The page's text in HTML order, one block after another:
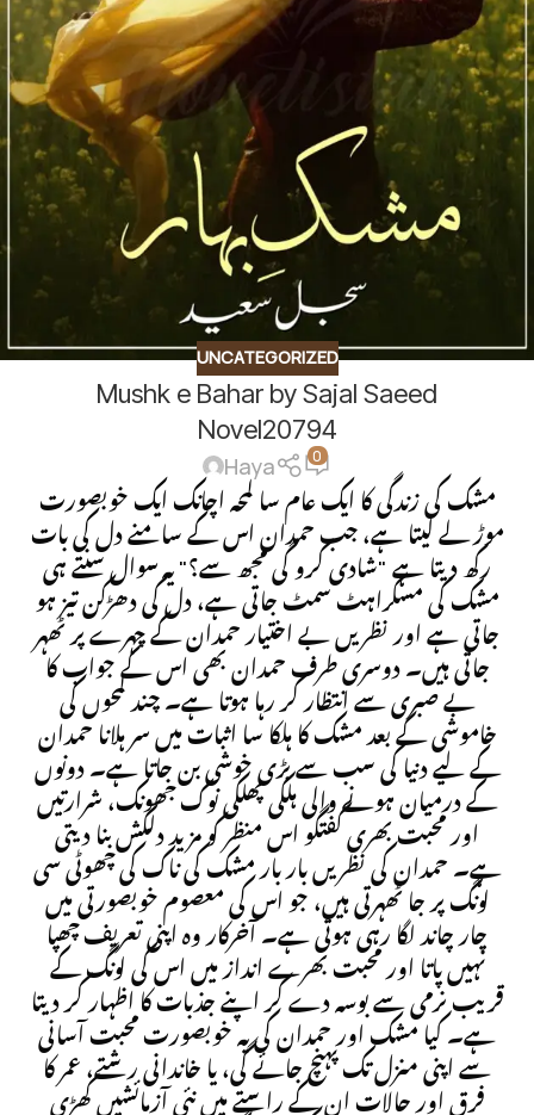
UNCATEGORIZED
Mushk e Bahar by Sajal Saeed
Novel20794
Haya 0
مشک کی زندگی کا ایک عام سا لمحہ اچانک ایک خوبصورت
موڑ لے لیتا ہے، جب حمدان اس کے سامنے دل کی بات
رکھ دیتا ہے "شادی کرو گی مجھ سے؟" یہ سوال سنتے ہی
مشک کی مسکراہٹ سمٹ جاتی ہے، دل کی دھڑکن تیز ہو
جاتی ہے اور نظریں بے اختیار حمدان کے چہرے پر ٹھہر
جاتی ہیں۔ دوسری طرف حمدان بھی اس کے جواب کا
بے صبری سے انتظار کر رہا ہوتا ہے۔ چند لمحوں کی
خاموشی کے بعد مشک کا ہلکا سا اثبات میں سر ہلانا حمدان
کے لیے دنیا کی سب سے بڑی خوشی بن جاتا ہے۔ دونوں
کے درمیان ہونے والی ہلکی پھلکی نوک جھونک، شرارتیں
اور محبت بھری گفتگو اس منظر کو مزید دلکش بنا دیتی
ہے۔ حمدان کی نظریں بار بار مشک کی ناک کی چھوٹی سی
لونگ پر جا ٹھہرتی ہیں، جو اس کی معصوم خوبصورتی میں
چار چاند لگا رہی ہوتی ہے۔ آخرکار وہ اپنی تعریف چھپا
نہیں پاتا اور محبت بھرے انداز میں اس کی لونگ کے
قریب نرمی سے بوسہ دے کر اپنے جذبات کا اظہار کر دیتا
ہے۔ کیا مشک اور حمدان کی یہ خوبصورت محبت آسانی
سے اپنی منزل تک پہنچ جائے گی، یا خاندانی رشتے، عمر کا
فرق اور حالات ان کے راستے میں نئی آزمائشیں کھڑی